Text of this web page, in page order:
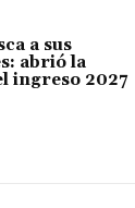
a sus
abrió la
ingreso 2027